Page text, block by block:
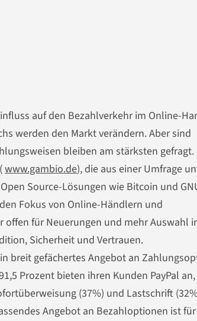
auf den Bezahlverkehr im Online-
werden den Markt verändern. Aber sind
bleiben am stärksten gefragt.
www.gambio.de), die aus einer Umfrage
Source-Lösungen wie Bitcoin und
Fokus von Online-Händlern und
offen für Neuerungen und mehr Auswahl
Sicherheit und Vertrauen.
breit gefächertes Angebot an
Prozent bieten ihren Kunden PayPal an,
(37%) und Lastschrift
Angebot an Bezahloptionen ist